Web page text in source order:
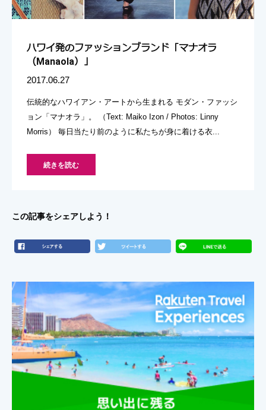
ハワイ発のファッションブランド「マナオラ
（Manaola）」
2017.06.27
伝統的なハワイアン・アートから生まれる モダン・ファッシ
ョン「マナオラ」。 （Text: Maiko Izon / Photos: Linny
Morris） 毎日当たり前のように私たちが身に着ける衣...
続きを読む
この記事をシェアしよう！